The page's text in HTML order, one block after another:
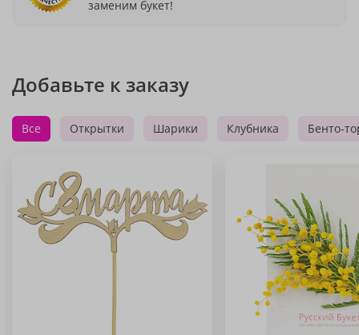
заменим букет!
Добавьте к заказу
Все Открытки Шарики Клубника Бенто-